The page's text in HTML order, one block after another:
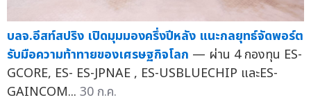
บลจ.อีสท์สปริง เปิดมุมมองครึ่งปีหลัง แนะกลยุทธ์จัดพอร์ต
รับมือความท้าทายของเศรษฐกิจโลก — ผ่าน 4 กองทุน ES-
GCORE, ES- ES-JPNAE , ES-USBLUECHIP และES-
GAINCOM... 30 ก.ค.